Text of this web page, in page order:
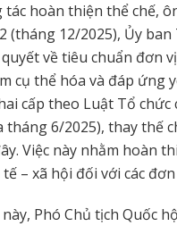
tác hoàn thiện thể chế,
(tháng 12/2025), Ủy
về tiêu chuẩn đơn
cụ thể hóa và đáp ứng
cấp theo Luật Tổ
6/2025), thay thế
Việc này nhằm hoàn
– xã hội đối với các
Phó Chủ tịch Quốc